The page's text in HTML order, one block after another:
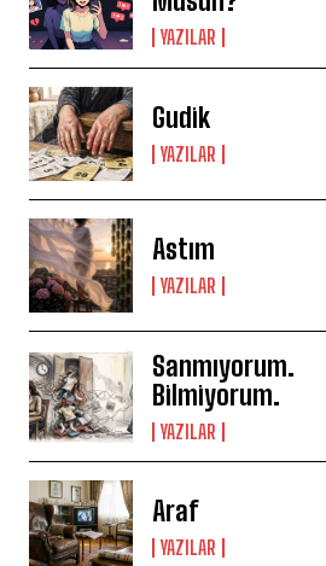
YAZILAR
Gudik
YAZILAR
Astım
YAZILAR
Sanmıyorum.
Bilmiyorum.
YAZILAR
Araf
YAZILAR